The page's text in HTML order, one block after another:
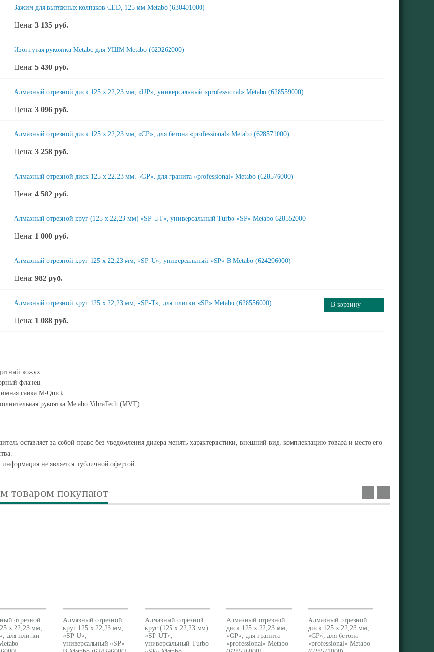
Зажим для вытяжных колпаков CED, 125 мм Metabo (630401000)
Цена: 3 135 руб.
Изогнутая рукоятка Metabo для УШМ Metabo (623262000)
Цена: 5 430 руб.
Алмазный отрезной диск 125 x 22,23 мм, «UP», универсальный «professional» Metabo (628559000)
Цена: 3 096 руб.
Алмазный отрезной диск 125 x 22,23 мм, «CP», для бетона «professional» Metabo (628571000)
Цена: 3 258 руб.
Алмазный отрезной диск 125 x 22,23 мм, «GP», для гранита «professional» Metabo (628576000)
Цена: 4 582 руб.
Алмазный отрезной круг (125 x 22,23 мм) «SP-UT», универсальный Turbo «SP» Metabo 628552000
Цена: 1 000 руб.
Алмазный отрезной круг 125 x 22,23 мм, «SP-U», универсальный «SP» B Metabo (624296000)
Цена: 982 руб.
В корзину
Алмазный отрезной круг 125 x 22,23 мм, «SP-T», для плитки «SP» Metabo (628556000)
Цена: 1 088 руб.
кожух
фланец
гайка M-Quick
рукоятка Metabo VibraTech (MVT)
оставляет за собой право без уведомления дилера менять характеристики, внешний вид, комплектацию товара и место его
информация не является публичной офертой
товаром покупают
отрезной
x 22,23 мм,
для плитки
Алмазный отрезной
круг 125 x 22,23 мм,
«SP-U»,
универсальный «SP»
Алмазный отрезной
круг (125 x 22,23 мм)
«SP-UT»,
универсальный Turbo
Алмазный отрезной
диск 125 x 22,23 мм,
«GP», для гранита
«professional» Metabo
Алмазный отрезной
диск 125 x 22,23 мм,
«CP», для бетона
«professional» Metabo